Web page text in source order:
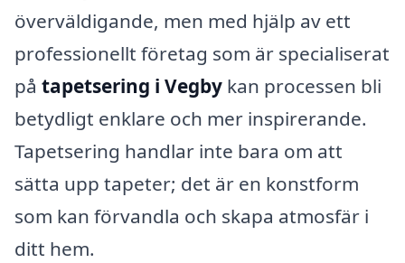
överväldigande, men med hjälp av ett
professionellt företag som är specialiserat
på tapetsering i Vegby kan processen bli
betydligt enklare och mer inspirerande.
Tapetsering handlar inte bara om att
sätta upp tapeter; det är en konstform
som kan förvandla och skapa atmosfär i
ditt hem.